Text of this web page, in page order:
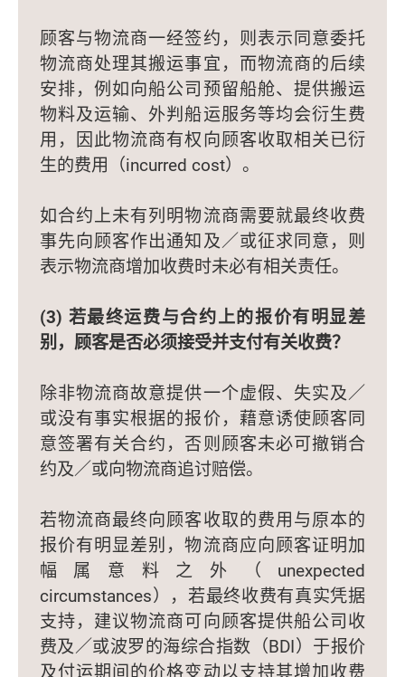
顾客与物流商一经签约，则表示同意委托
物流商处理其搬运事宜，而物流商的后续
安排，例如向船公司预留船舱、提供搬运
物料及运输、外判船运服务等均会衍生费
用，因此物流商有权向顾客收取相关已衍
生的费用（incurred cost）。
如合约上未有列明物流商需要就最终收费
事先向顾客作出通知及／或征求同意，则
表示物流商增加收费时未必有相关责任。
(3) 若最终运费与合约上的报价有明显差
别，顾客是否必须接受并支付有关收费？
除非物流商故意提供一个虚假、失实及／
或没有事实根据的报价，藉意诱使顾客同
意签署有关合约，否则顾客未必可撤销合
约及／或向物流商追讨赔偿。
若物流商最终向顾客收取的费用与原本的
报价有明显差别，物流商应向顾客证明加
幅属意料之外（unexpected
circumstances），若最终收费有真实凭据
支持，建议物流商可向顾客提供船公司收
费及／或波罗的海综合指数（BDI）于报价
及付运期间的价格变动以支持其增加收费